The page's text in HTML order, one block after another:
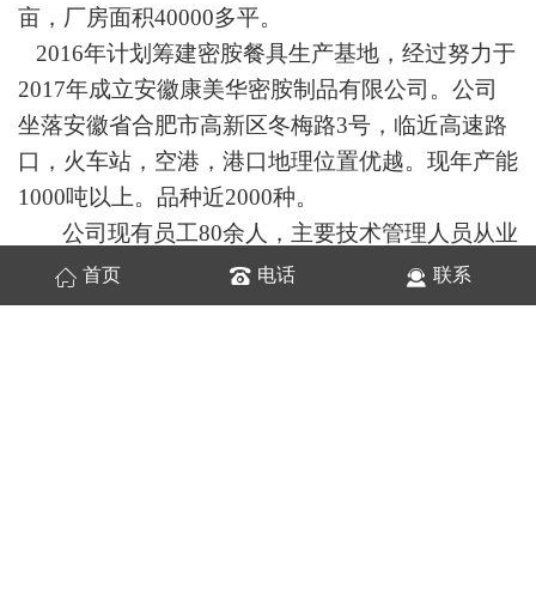
亩，厂房面积40000多平。
2016年计划筹建密胺餐具生产基地，经过努力于
2017年成立安徽康美华密胺制品有限公司。公司
坐落安徽省合肥市高新区冬梅路3号，临近高速路
口，火车站，空港，港口地理位置优越。现年产能
1000吨以上。品种近2000种。
公司现有员工80余人，主要技术管理人员从业
15至20年，一线管理人员从业10年以上，一线工
人从业都在5年以上。熟练的技术工人是我们质量
首页 电话 联系